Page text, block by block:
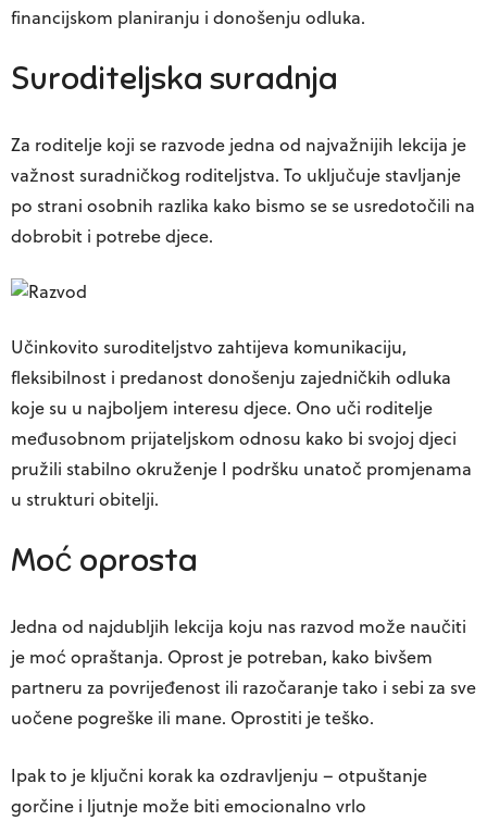
financijskom planiranju i donošenju odluka.
Suroditeljska suradnja
Za roditelje koji se razvode jedna od najvažnijih lekcija je
važnost suradničkog roditeljstva. To uključuje stavljanje
po strani osobnih razlika kako bismo se se usredotočili na
dobrobit i potrebe djece.
Učinkovito suroditeljstvo zahtijeva komunikaciju,
fleksibilnost i predanost donošenju zajedničkih odluka
koje su u najboljem interesu djece. Ono uči roditelje
međusobnom prijateljskom odnosu kako bi svojoj djeci
pružili stabilno okruženje I podršku unatoč promjenama
u strukturi obitelji.
Moć oprosta
Jedna od najdubljih lekcija koju nas razvod može naučiti
je moć opraštanja. Oprost je potreban, kako bivšem
partneru za povrijeđenost ili razočaranje tako i sebi za sve
uočene pogreške ili mane. Oprostiti je teško.
Ipak to je ključni korak ka ozdravljenju – otpuštanje
gorčine i ljutnje može biti emocionalno vrlo